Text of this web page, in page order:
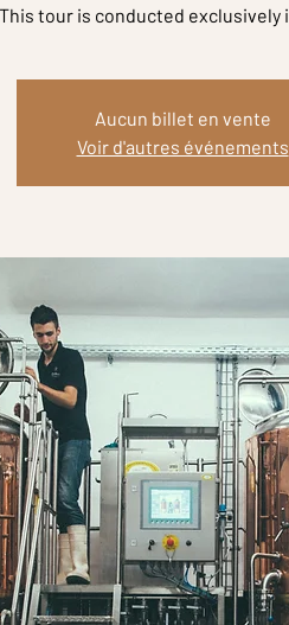
Aucun billet en vente
Voir d'autres événements